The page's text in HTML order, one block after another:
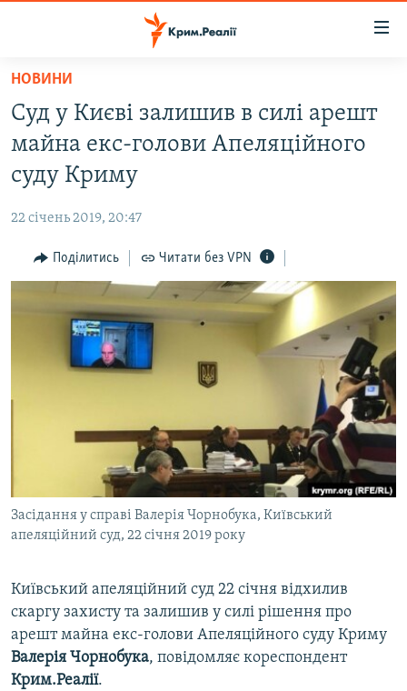
Перейти
основного
матеріалу
до
основної
Перейти
до
ВОДА.КРИМ
ВІДЕО ТА ФОТО
БЛОГИ
ПОГЛЯД
ВСЕ ЗА ДЕНЬ
СПЕЦПРОЕКТИ
ВІДЕОУРОКИ «ELIFBE»
СВІДЧЕННЯ ОКУПАЦІЇ
УКРАЇНСЬКА ПРОБЛЕМА КРИМУ
ІНФОГРАФІКА
Русский
ДОЛУЧАЙСЯ!
Усі сайти RFE/RL
НОВИНИ
Суд у Києві залишив в силі арешт
майна екс-голови Апеляційного
суду Криму
22 січень 2019, 20:47
Поділитись Читати без VPN
Засідання у справі Валерія Чорнобука, Київський
апеляційний суд, 22 січня 2019 року
Київський апеляційний суд 22 січня відхилив
скаргу захисту та залишив у силі рішення про
арешт майна екс-голови Апеляційного суду Криму
Валерія Чорнобука, повідомляє кореспондент
Крим.Реалії.